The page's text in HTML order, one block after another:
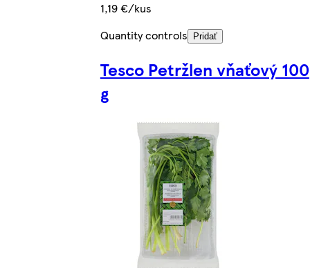
1,19 €/kus
Quantity controls
Pridať
Tesco Petržlen vňaťový 100
g